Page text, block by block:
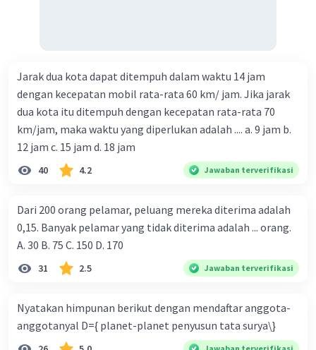
Jarak dua kota dapat ditempuh dalam waktu 14 jam
dengan kecepatan mobil rata-rata 60 km/ jam. Jika jarak
dua kota itu ditempuh dengan kecepatan rata-rata 70
km/jam, maka waktu yang diperlukan adalah .... a. 9 jam b.
12 jam c. 15 jam d. 18 jam
40 4.2 Jawaban terverifikasi
Dari 200 orang pelamar, peluang mereka diterima adalah
0,15. Banyak pelamar yang tidak diterima adalah ... orang.
A. 30 B. 75 C. 150 D. 170
31 2.5 Jawaban terverifikasi
Nyatakan himpunan berikut dengan mendaftar anggota-
anggotanyal D={ planet-planet penyusun tata surya\}